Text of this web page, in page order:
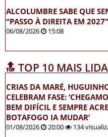
ALCOLUMBRE SABE QUE
“PASSO À DIREITA EM
06/08/2026 15:08
🔝 TOP 10 MAIS
CRIAS DA MARÉ,
CELEBRAM FASE:
BEM DIFÍCIL E SEMPRE
BOTAFOGO IA MUDAR’
01/08/2026 20:00 134